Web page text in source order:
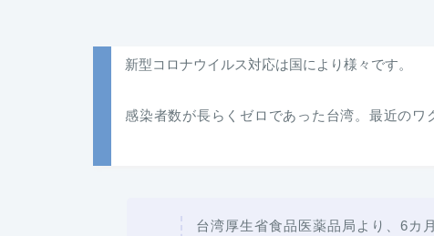
新型コロナウイルス対応は国により様々です。
感染者数が長らくゼロであった台湾。最近のワ
台湾厚生省食品医薬品局より、6カ